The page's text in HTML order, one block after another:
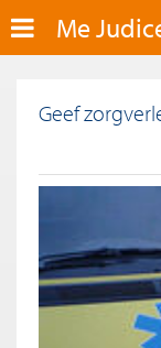
Me
Geef